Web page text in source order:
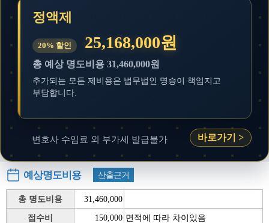
변호사 수임료 외 부가세 발급불가 바로가기 >
정액제
20% 할인 25,168,000원
총 예상 명도비용 31,460,000원
추가되는 모든 제비용은 법무법인 명승이 책임지고
부담합니다.
예상명도비용 산출근거
총 명도비용
31,460,000
접수비
150,000 면적에 따라 차이있음